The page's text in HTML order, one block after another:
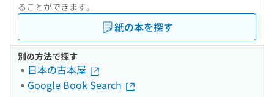
ることができます。
紙の本を探す
別の方法で探す
日本の古本屋
Google Book Search